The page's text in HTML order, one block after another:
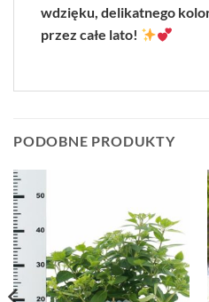
wdzięku, delikatnego
przez całe lato!
PODOBNE PRODUKTY